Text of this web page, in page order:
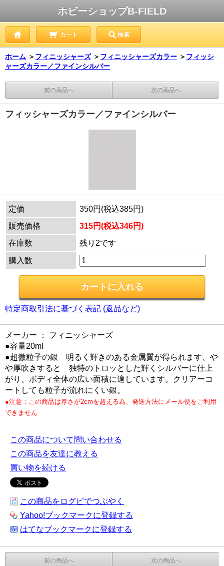
ホビーショップB-FIELD
カート 検索
ホーム ＞ フィニッシャーズ ＞ フィニッシャーズカラー ＞ フィッシ
ャーズカラー／ファインシルバー
前の商品へ 次の商品へ
フィッシャーズカラー／ファインシルバー
定価
350円(税込385円)
販売価格
315円(税込346円)
在庫数
残り2です
購入数
特定商取引法に基づく表記 (返品など)
メーカー ： フィニッシャーズ
●容量20ml
●超微粒子の銀 明るく輝きのある金属質が得られます、や
や厚吹きすると 独特のトロッとした輝くシルバーに仕上
がり、ボディ全体の広い面積に適しています。クリアーコ
ートしても粒子が流れにくい銀。
●注意：この商品は厚さが2cmを超える為、発送方法にメール便をご利用
できません
この商品について問い合わせる
この商品を友達に教える
買い物を続ける
この商品をログピでつぶやく
Yahoo!ブックマークに登録する
はてなブックマークに登録する
前の商品へ 次の商品へ